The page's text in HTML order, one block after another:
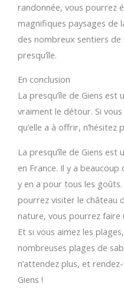
randonnée, vous pourrez
magnifiques paysages de
des nombreux sentiers
presqu’île.
En conclusion
La presqu’île de Giens
vraiment le détour. Si
qu’elle a à offrir, n’hésitez
La presqu’île de Giens
en France. Il y a
y en a pour tous les goûts.
pourrez visiter le château
nature, vous pourrez faire
Et si vous aimez les
nombreuses plages de
n’attendez plus, et
Giens !